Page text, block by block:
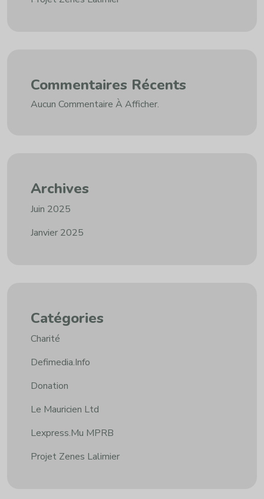
Commentaires Récents
Aucun Commentaire À Afficher.
Archives
Juin 2025
Janvier 2025
Catégories
Charité
Defimedia.info
Donation
Le Mauricien Ltd
Lexpress.mu MPRB
Projet Zenes Lalimier